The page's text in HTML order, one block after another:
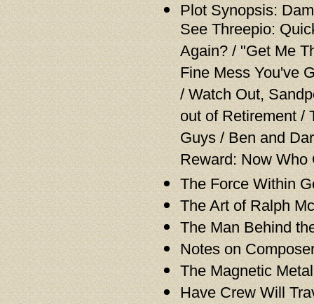
Plot Synopsis:
See Threepio:
Again? / "Get Me
Fine Mess You've
/ Watch Out,
out of Retirement /
Guys / Ben and
Reward: Now
The Force Within
The Art of Ralph
The Man Behind
Notes on
The Magnetic
Have Crew Will